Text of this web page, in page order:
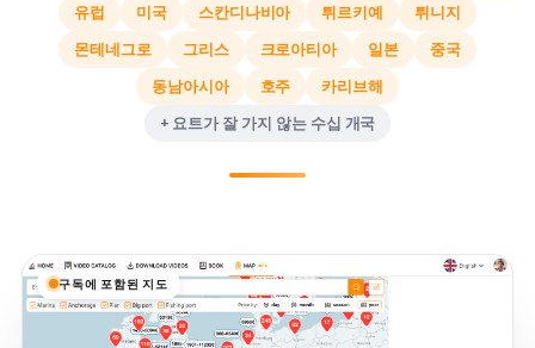
유럽 미국 스칸디나비아 튀르키예
튀니지
몬테네그로
그리스 크로아티아 일본
중국
동남아시아
호주
카리브해
+ 요트가 잘 가지 않는 수십 개국
구독에 포함된 지도